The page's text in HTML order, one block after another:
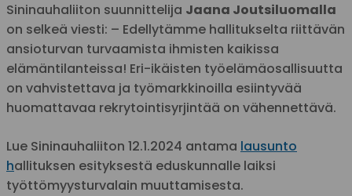
Sininauhaliiton suunnittelija Jaana Joutsiluomalla
on selkeä viesti: – Edellytämme hallitukselta riittävän
ansioturvan turvaamista ihmisten kaikissa
elämäntilanteissa! Eri-ikäisten työelämäosallisuutta
on vahvistettava ja työmarkkinoilla esiintyvää
huomattavaa rekrytointisyrjintää on vähennettävä.
Lue Sininauhaliiton 12.1.2024 antama lausunto
hallituksen esityksestä eduskunnalle laiksi
työttömyysturvalain muuttamisesta.